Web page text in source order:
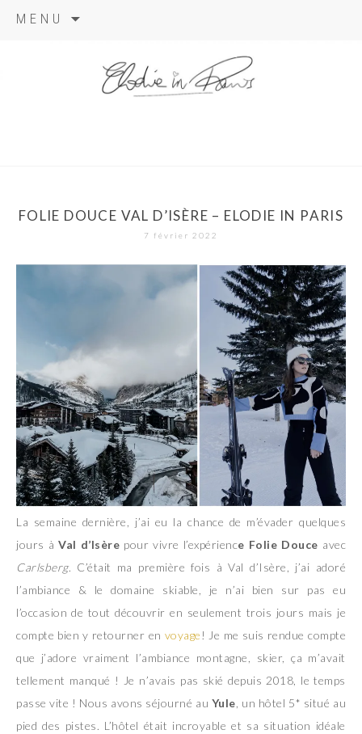
MENU
FOLIE DOUCE VAL D’ISÈRE – ELODIE IN PARIS
7 février 2022
La semaine dernière, j’ai eu la chance de m’évader quelques
jours àVal d’Isère pour vivre l’expérience Folie Douce avec
Carlsberg. C’était ma première fois à Val d’Isère, j’ai adoré
l’ambiance & le domaine skiable, je n’ai bien sur pas eu
l’occasion de tout découvrir en seulement trois jours mais je
compte bien y retourner en voyage ! Je me suis rendue compte
que j’adore vraiment l’ambiance montagne, skier, ça m’avait
tellement manqué ! Je n’avais pas skié depuis 2018, le temps
passe vite ! Nous avons séjourné au Yule , un hôtel 5* situé au
pied des pistes. L’hôtel était incroyable et sa situation idéale